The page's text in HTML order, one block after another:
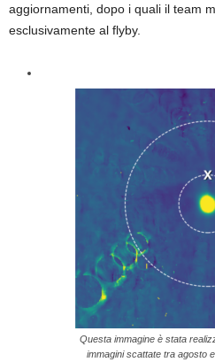
aggiornamenti, dopo i quali il team
esclusivamente al flyby.
Questa immagine è stata
immagini scattate tra agosto